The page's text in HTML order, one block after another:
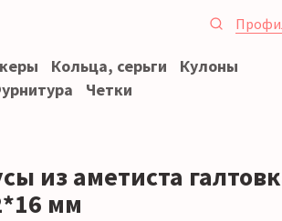
Кольца, серьги
Кулоны
Четки
из аметиста
мм